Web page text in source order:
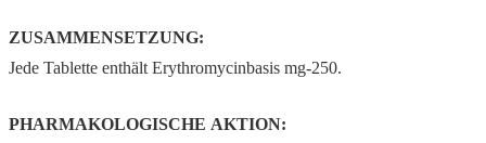
ZUSAMMENSETZUNG:
Jede Tablette enthält Erythromycinbasis mg-250.
PHARMAKOLOGISCHE AKTION: